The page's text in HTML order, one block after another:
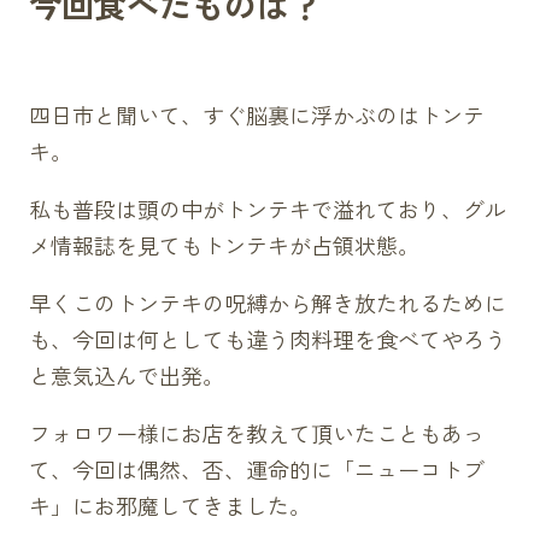
四日市と聞いて、すぐ脳裏に浮かぶのはトンテ
キ。
私も普段は頭の中がトンテキで溢れており、グル
メ情報誌を見てもトンテキが占領状態。
早くこのトンテキの呪縛から解き放たれるために
も、今回は何としても違う肉料理を食べてやろう
と意気込んで出発。
フォロワー様にお店を教えて頂いたこともあっ
て、今回は偶然、否、運命的に「ニューコトブ
キ」にお邪魔してきました。